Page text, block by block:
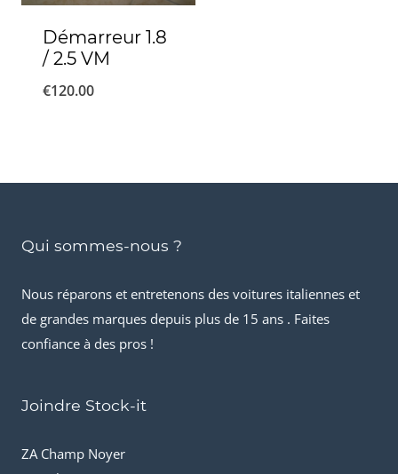
Démarreur 1.8
/ 2.5 VM
€120.00
Qui sommes-nous ?
Nous réparons et entretenons des voitures italiennes et
de grandes marques depuis plus de 15 ans . Faites
confiance à des pros !
Joindre Stock-it
ZA Champ Noyer